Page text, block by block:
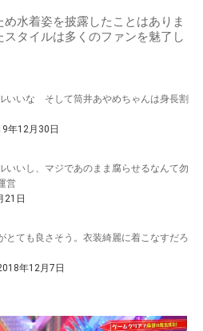
水着姿を披露したことはありま
タイルは多くのファンを魅了し
いいな そして筒井あやめちゃんは身長割
年12月30日
いいし、マジであのまま腐らせるなんて勿
営
21日
とても良さそう。衣装綺麗に着こなすだろ
年12月7日